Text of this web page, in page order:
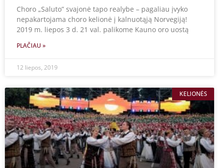
Choro „Saluto” svajonė tapo realybe – pagaliau įvyko
nepakartojama choro kelionė į kalnuotąją Norvegiją!
2019 m. liepos 3 d. 21 val. palikome Kauno oro uostą
PLAČIAU »
12 liepos, 2019
KELIONĖS